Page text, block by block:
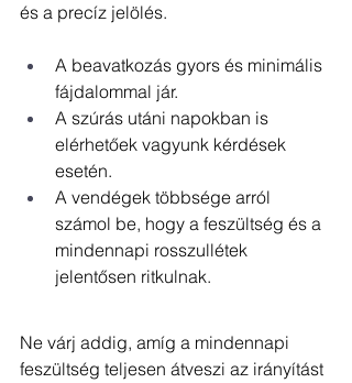
és a precíz jelölés.
A beavatkozás gyors és minimális
fájdalommal jár.
A szúrás utáni napokban is
elérhetőek vagyunk kérdések
esetén.
A vendégek többsége arról
számol be, hogy a feszültség és a
mindennapi rosszullétek
jelentősen ritkulnak.
Ne várj addig, amíg a mindennapi
feszültség teljesen átveszi az irányítást